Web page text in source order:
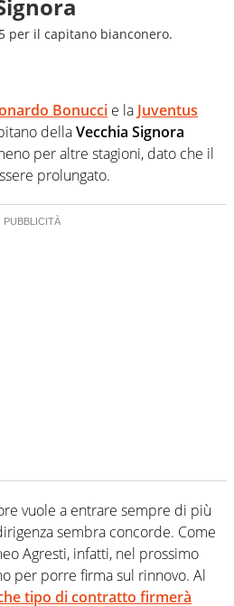
per il capitano bianconero.
Bonucci e la Juventus
dellaVecchia Signora
per altre stagioni, dato che il
prolungato.
vuole a entrare sempre di più
sembra concorde. Come
Agresti, infatti, nel prossimo
per porre firma sul rinnovo. Al
tipo di contratto firmerà